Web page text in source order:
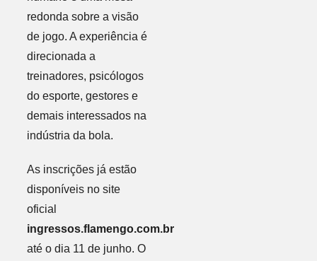
redonda sobre a visão
de jogo. A experiência é
direcionada a
treinadores, psicólogos
do esporte, gestores e
demais interessados na
indústria da bola.
As inscrições já estão
disponíveis no site
oficial
ingressos.flamengo.com.br
até o dia 11 de junho. O